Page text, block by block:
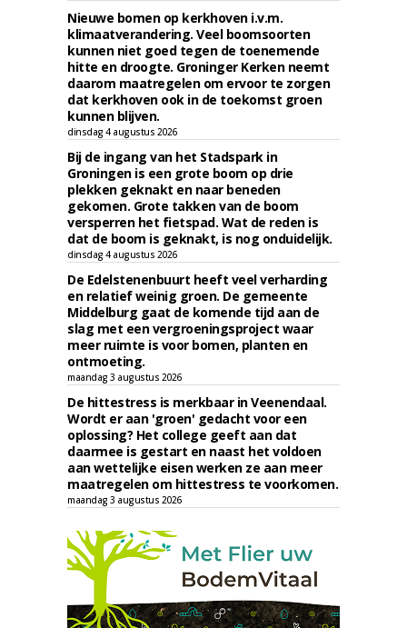
Nieuwe bomen op kerkhoven i.v.m.
klimaatverandering. Veel boomsoorten
kunnen niet goed tegen de toenemende
hitte en droogte. Groninger Kerken neemt
daarom maatregelen om ervoor te zorgen
dat kerkhoven ook in de toekomst groen
kunnen blijven.
dinsdag 4 augustus 2026
Bij de ingang van het Stadspark in
Groningen is een grote boom op drie
plekken geknakt en naar beneden
gekomen. Grote takken van de boom
versperren het fietspad. Wat de reden is
dat de boom is geknakt, is nog onduidelijk.
dinsdag 4 augustus 2026
De Edelstenenbuurt heeft veel verharding
en relatief weinig groen. De gemeente
Middelburg gaat de komende tijd aan de
slag met een vergroeningsproject waar
meer ruimte is voor bomen, planten en
ontmoeting.
maandag 3 augustus 2026
De hittestress is merkbaar in Veenendaal.
Wordt er aan 'groen' gedacht voor een
oplossing? Het college geeft aan dat
daarmee is gestart en naast het voldoen
aan wettelijke eisen werken ze aan meer
maatregelen om hittestress te voorkomen.
maandag 3 augustus 2026